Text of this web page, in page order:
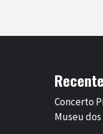
Concerto
Museu dos